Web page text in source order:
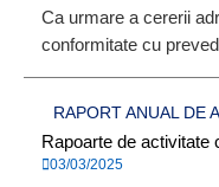
Ca urmare a cererii
conformitate cu
RAPORT ANUAL DE
Rapoarte de activitate
03/03/2025